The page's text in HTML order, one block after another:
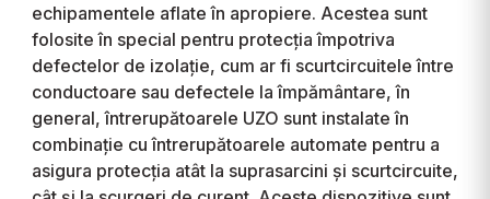
echipamentele aflate în apropiere. Acestea sunt
folosite în special pentru protecția împotriva
defectelor de izolație, cum ar fi scurtcircuitele între
conductoare sau defectele la împământare, în
general, întrerupătoarele UZO sunt instalate în
combinație cu întrerupătoarele automate pentru a
asigura protecția atât la suprasarcini și scurtcircuite,